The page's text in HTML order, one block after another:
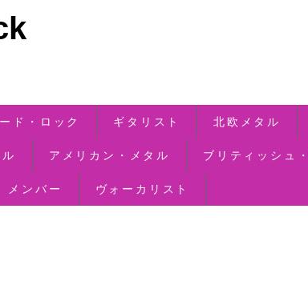
ド・ロック ギタリスト 北欧メタル
アメリカン・メタル ブリティッシュ
メンバー ヴォーカリスト